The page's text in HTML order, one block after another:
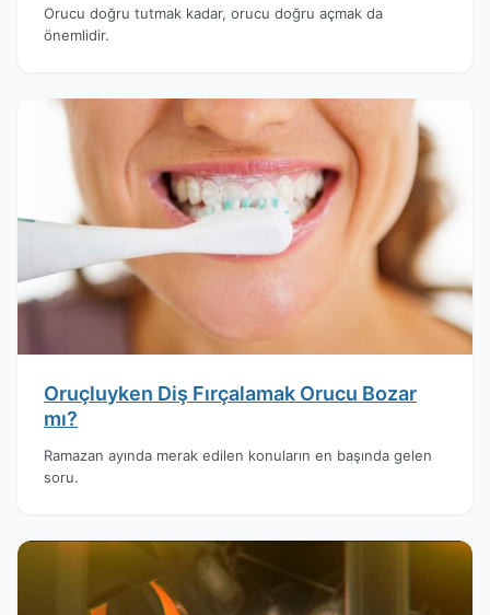
Orucu doğru tutmak kadar, orucu doğru açmak da
önemlidir.
Oruçluyken Diş Fırçalamak Orucu Bozar
mı?
Ramazan ayında merak edilen konuların en başında gelen
soru.